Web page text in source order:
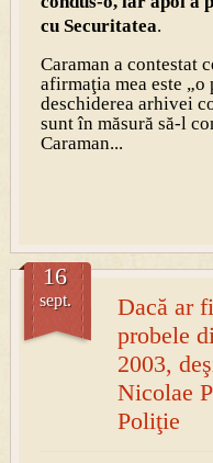
cu Securitatea.
Caraman a contestat
afirmaţia mea este „o
deschiderea arhivei
sunt în măsură să-l
Caraman...
Dacă ar
probele
2003,
Nicolae
Poliţie
16
sept.